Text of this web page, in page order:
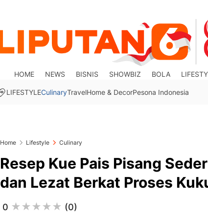
HOME NEWS BISNIS SHOWBIZ BOLA
LIFESTYLECulinaryTravelHome & DecorPesona Indonesia
Home Lifestyle Culinary
Resep Kue Pais Pisang
dan Lezat Berkat Proses
0 (0)